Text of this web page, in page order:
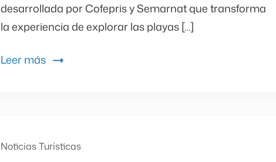
desarrollada por Cofepris y Semarnat que transforma
la experiencia de explorar las playas […]
Leer más
Noticias Turísticas